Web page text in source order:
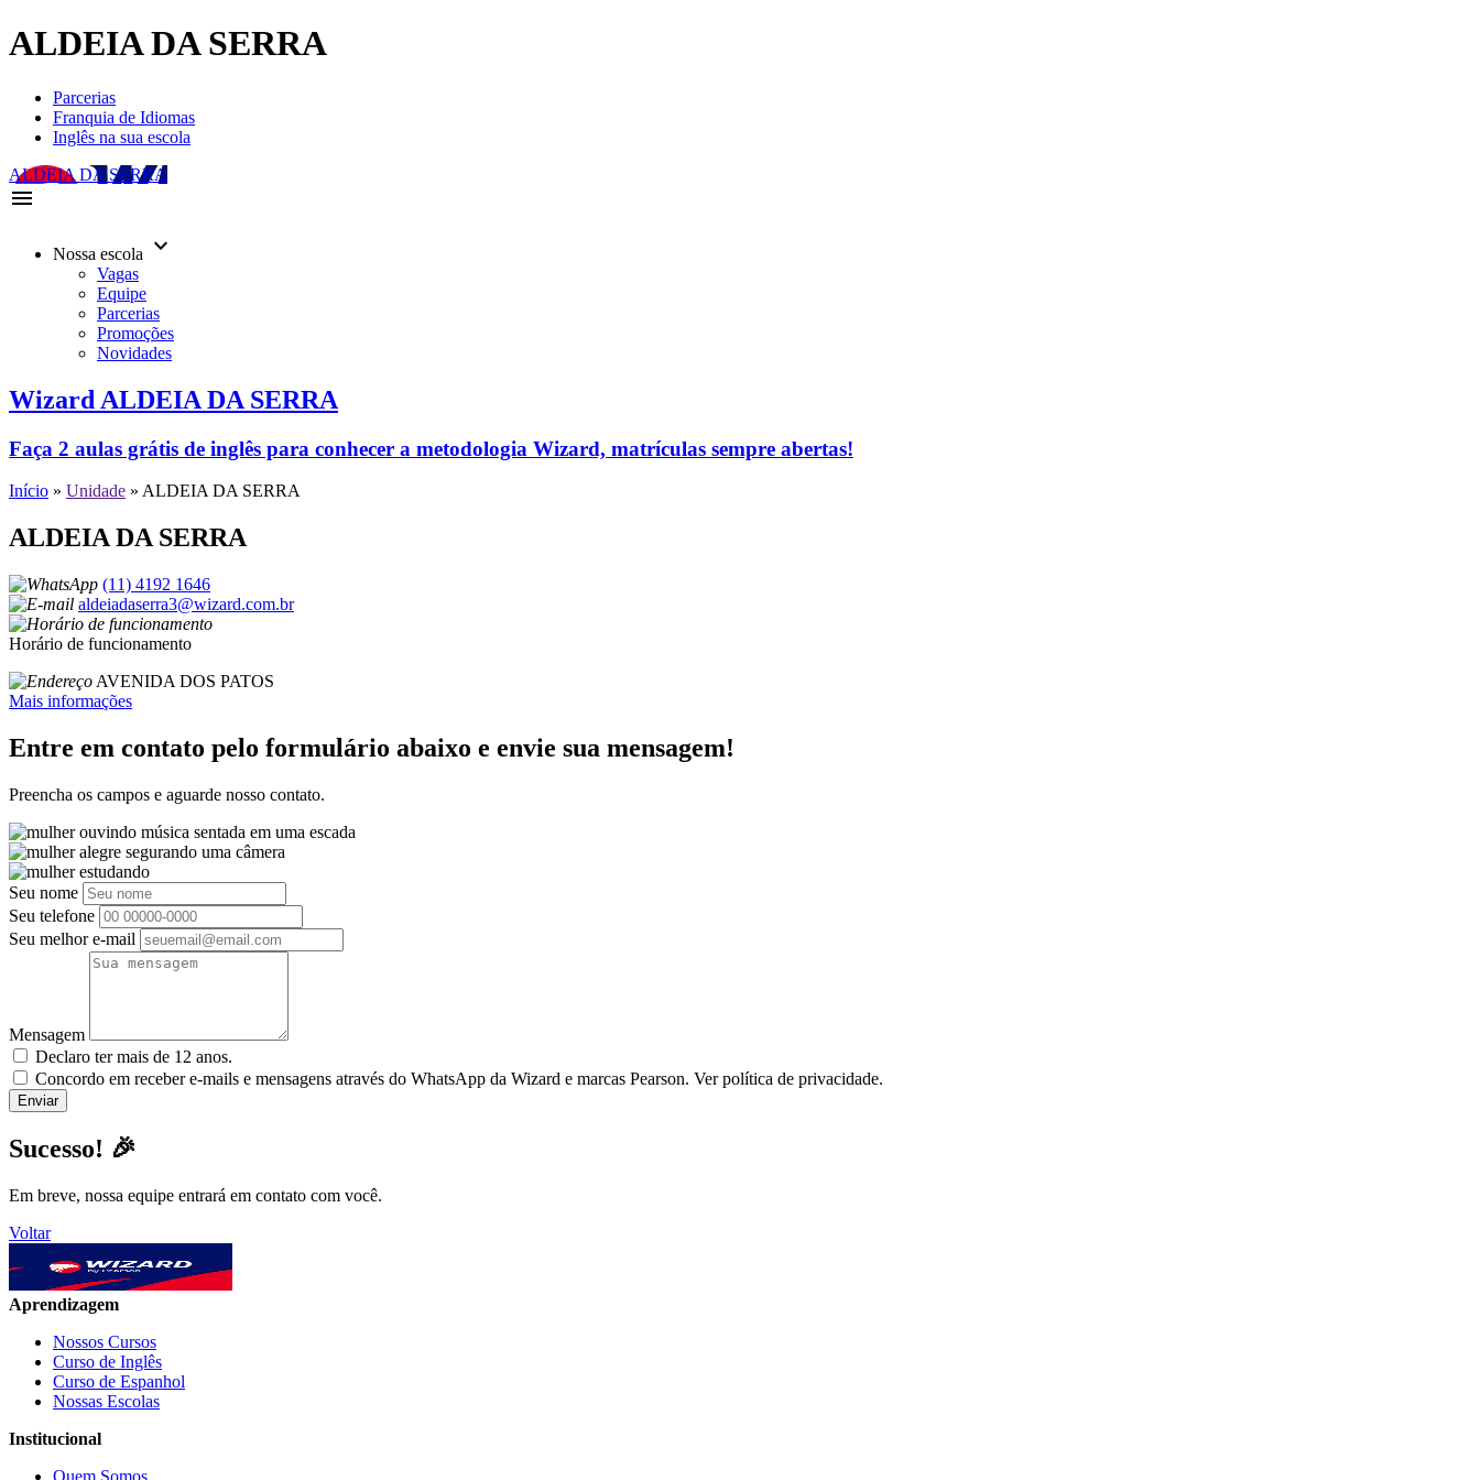
ALDEIA DA SERRA
Parcerias
Franquia de Idiomas
Inglês na sua escola
ALDEIA DA SERRA
menu
Nossa escola keyboard_arrow_down
Vagas
Equipe
Parcerias
Promoções
Novidades
Wizard ALDEIA DA SERRA
Faça 2 aulas grátis de inglês para conhecer a metodologia Wizard, matrículas sempre abertas!
Início » Unidade » ALDEIA DA SERRA
ALDEIA DA SERRA
(11) 4192 1646
aldeiadaserra3@wizard.com.br
Horário de funcionamento
AVENIDA DOS PATOS
Mais informações
Entre em contato pelo formulário abaixo e envie sua mensagem!
Preencha os campos e aguarde nosso contato.
Seu nome
Seu telefone
Seu melhor e-mail
Mensagem
Declaro ter mais de 12 anos.
Concordo em receber e-mails e mensagens através do WhatsApp da Wizard e marcas Pearson. Ver política de privacidade.
Sucesso! 🎉
Em breve, nossa equipe entrará em contato com você.
Voltar
Aprendizagem
Nossos Cursos
Curso de Inglês
Curso de Espanhol
Nossas Escolas
Institucional
Quem Somos